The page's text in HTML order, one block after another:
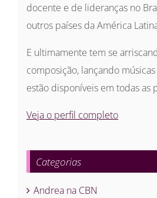
docente e de lideranças no
outros países da América
E ultimamente tem se
composição, lançando
estão disponíveis em todas as
Veja o perfil completo
Categorias
Andrea na CBN